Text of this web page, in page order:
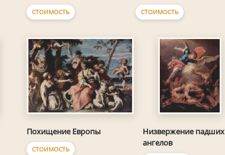
СТОИМОСТЬ СТОИМОСТЬ
Похищение Европы
СТОИМОСТЬ
Низвержение падших
ангелов